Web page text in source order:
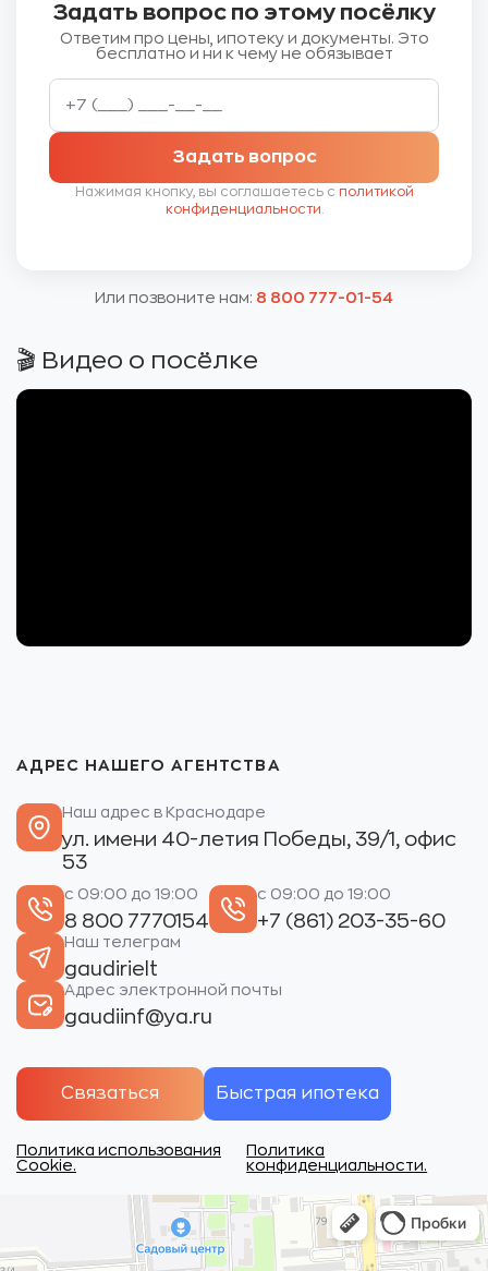
Задать вопрос по этому посёлку
Ответим про цены, ипотеку и документы. Это
бесплатно и ни к чему не обязывает
Задать вопрос
Нажимая кнопку, вы соглашаетесь с политикой
конфиденциальности
Или позвоните нам: 8 800 777-01-54
🎬 Видео о посёлке
АДРЕС НАШЕГО АГЕНТСТВА
Наш адрес в Краснодаре
ул. имени 40-летия Победы, 39/1, офис
53
с 09:00 до 19:00
8 800 7770154
с 09:00 до 19:00
+7 (861) 203-35-60
Наш телеграм
gaudirielt
Адрес электронной почты
gaudiinf@ya.ru
Связаться Быстрая ипотека
Политика использования
Cookie.
Политика
конфиденциальности.